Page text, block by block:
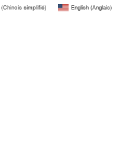
(Chinois simplifié) English (Anglais)